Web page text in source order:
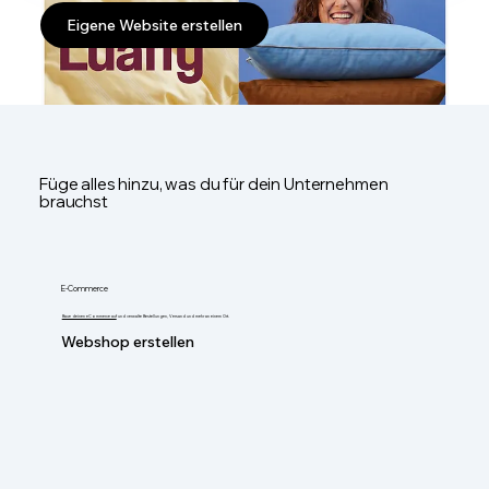
Eigene Website erstellen
Füge alles hinzu, was du für dein Unternehmen
brauchst
E-Commerce
Baue deinen eCommerce aufund verwalte Bestellungen, Versand und mehr an einem Ort.
Webshop erstellen